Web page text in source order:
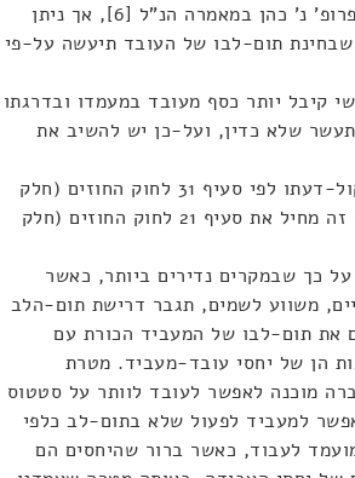
ממנה. היה ניתן לראות בכך השתק הבטחה, כפי שמציינת פרופ' נ' כהן במאמרה הנ"ל [6], אך ניתן
תום-לבו של העובד תיעשה על-פי
קיבל יותר כסף מעובד במעמדו ובדרגתו
שלא כדין, ועל-כן יש להשיב את
כמו כן מוסמך בית-הדין במקרים כגון דא להפעיל את שיקול-דעתו לפי סעיף 31 לחוק החוזים (חלק
כללי), תשל"ג1973-, אם ראה שמן הצדק לעשות כן. סעיף זה מחיל את סעיף 21 לחוק החוזים (חלק
כך שבמקרים נדירים ביותר, כאשר
משווע לשמים, תגבר דרישת תום-הלב
את תום-לבו של המעביד הכורת עם
הן של יחסי עובד-מעביד. מטרת
מוכנה לאפשר לעובד לוותר על סטטוס
למעביד לפעול שלא בתום-לב כלפי
לעבוד, כאשר ברור שהיחסים הם